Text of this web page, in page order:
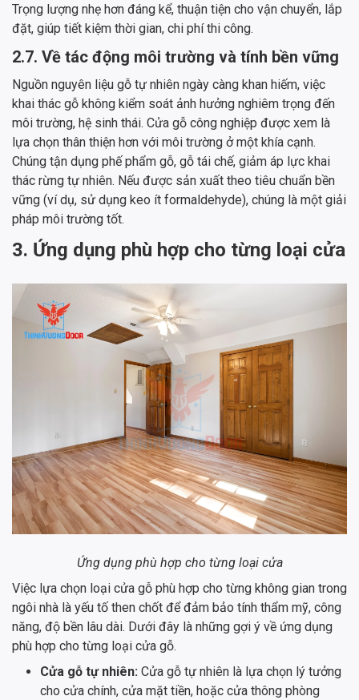
Trọng lượng nhẹ hơn đáng kể, thuận tiện cho vận chuyển, lắp
đặt, giúp tiết kiệm thời gian, chi phí thi công.
2.7. Về tác động môi trường và tính bền vững
Nguồn nguyên liệu gỗ tự nhiên ngày càng khan hiếm, việc
khai thác gỗ không kiểm soát ảnh hưởng nghiêm trọng đến
môi trường, hệ sinh thái. Cửa gỗ công nghiệp được xem là
lựa chọn thân thiện hơn với môi trường ở một khía cạnh.
Chúng tận dụng phế phẩm gỗ, gỗ tái chế, giảm áp lực khai
thác rừng tự nhiên. Nếu được sản xuất theo tiêu chuẩn bền
vững (ví dụ, sử dụng keo ít formaldehyde), chúng là một giải
pháp môi trường tốt.
3. Ứng dụng phù hợp cho từng loại cửa
Ứng dụng phù hợp cho từng loại cửa
Việc lựa chọn loại cửa gỗ phù hợp cho từng không gian trong
ngôi nhà là yếu tố then chốt để đảm bảo tính thẩm mỹ, công
năng, độ bền lâu dài. Dưới đây là những gợi ý về ứng dụng
phù hợp cho từng loại cửa gỗ.
Cửa gỗ tự nhiên: Cửa gỗ tự nhiên là lựa chọn lý tưởng
cho cửa chính, cửa mặt tiền, hoặc cửa thông phòng